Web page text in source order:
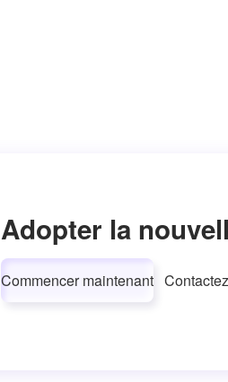
Adopter la
Commencer maintenant